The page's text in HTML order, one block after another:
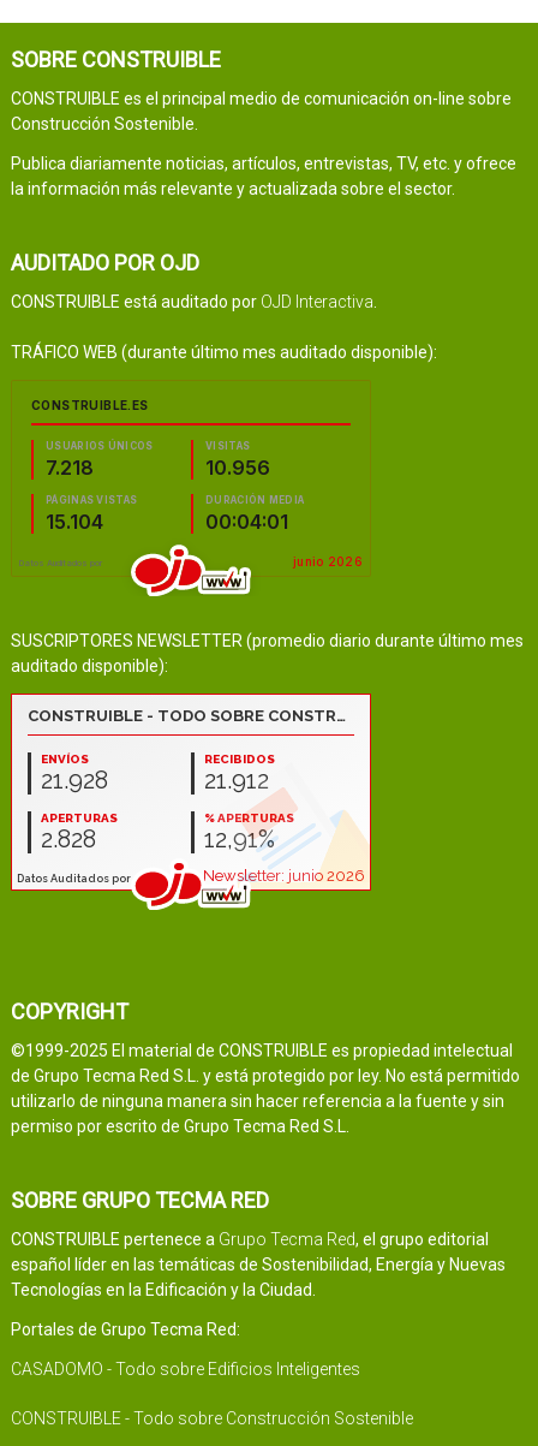
SOBRE CONSTRUIBLE
CONSTRUIBLE es el principal medio de comunicación on-line sobre
Construcción Sostenible.
Publica diariamente noticias, artículos, entrevistas, TV, etc. y ofrece
la información más relevante y actualizada sobre el sector.
AUDITADO POR OJD
CONSTRUIBLE está auditado por OJD Interactiva.
TRÁFICO WEB (durante último mes auditado disponible):
SUSCRIPTORES NEWSLETTER (promedio diario durante último mes
auditado disponible):
COPYRIGHT
©1999-2025 El material de CONSTRUIBLE es propiedad intelectual
de Grupo Tecma Red S.L. y está protegido por ley. No está permitido
utilizarlo de ninguna manera sin hacer referencia a la fuente y sin
permiso por escrito de Grupo Tecma Red S.L.
SOBRE GRUPO TECMA RED
CONSTRUIBLE pertenece a Grupo Tecma Red, el grupo editorial
español líder en las temáticas de Sostenibilidad, Energía y Nuevas
Tecnologías en la Edificación y la Ciudad.
Portales de Grupo Tecma Red:
CASADOMO - Todo sobre Edificios Inteligentes
CONSTRUIBLE - Todo sobre Construcción Sostenible